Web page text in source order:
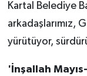
Kartal Belediye
arkadaşlarımız,
yürütüyor,
'İnşallah